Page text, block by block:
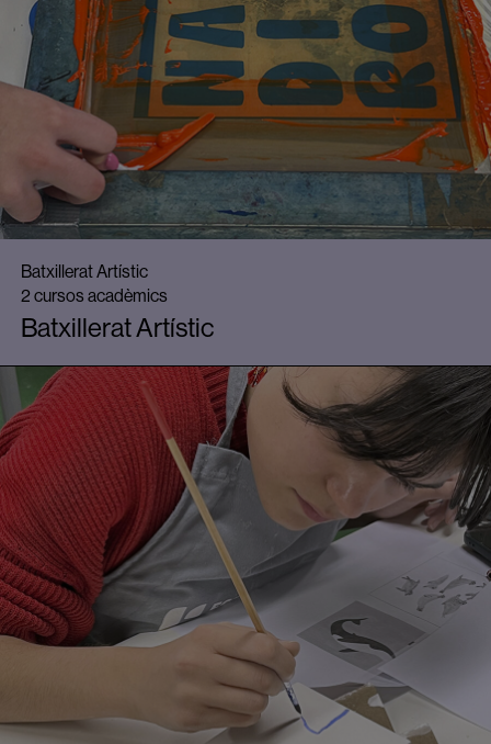
Batxillerat Artístic
2 cursos acadèmics
Batxillerat Artístic